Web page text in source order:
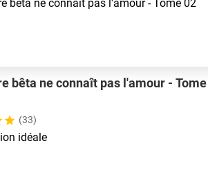
bêta ne connaît pas l'amour -
(33)